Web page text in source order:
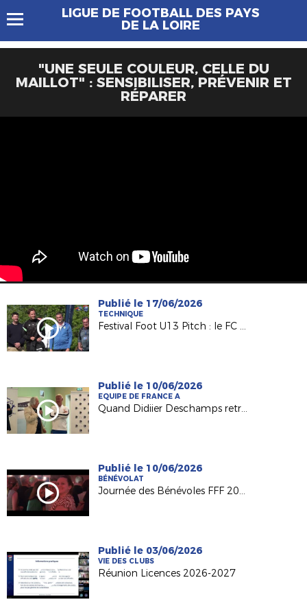
LIGUE DE FOOTBALL DES PAYS
DE LA LOIRE
"UNE SEULE COULEUR, CELLE DU
MAILLOT" : SENSIBILISER, PRÉVENIR ET
RÉPARER
Publié le 17/06/2026
TECHNIQUE
Festival Foot U13 Pitch : le FC Chalonnes Chaudefonds club support à l'organisation
Publié le 10/06/2026
EQUIPE DE FRANCE A
Quand Didiier Deschamps retrouve ses racines nantaises...
Publié le 10/06/2026
BÉNÉVOLAT
Journée des Bénévoles FFF 2026
Publié le 03/06/2026
VIE DES CLUBS
Réunion Licences 2026-2027